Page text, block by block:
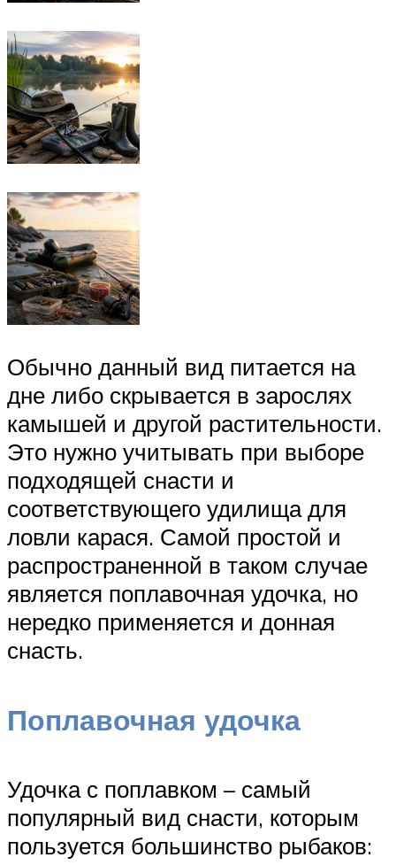
Обычно данный вид питается на
дне либо скрывается в зарослях
камышей и другой растительности.
Это нужно учитывать при выборе
подходящей снасти и
соответствующего удилища для
ловли карася. Самой простой и
распространенной в таком случае
является поплавочная удочка, но
нередко применяется и донная
снасть.
Поплавочная удочка
Удочка с поплавком – самый
популярный вид снасти, которым
пользуется большинство рыбаков: